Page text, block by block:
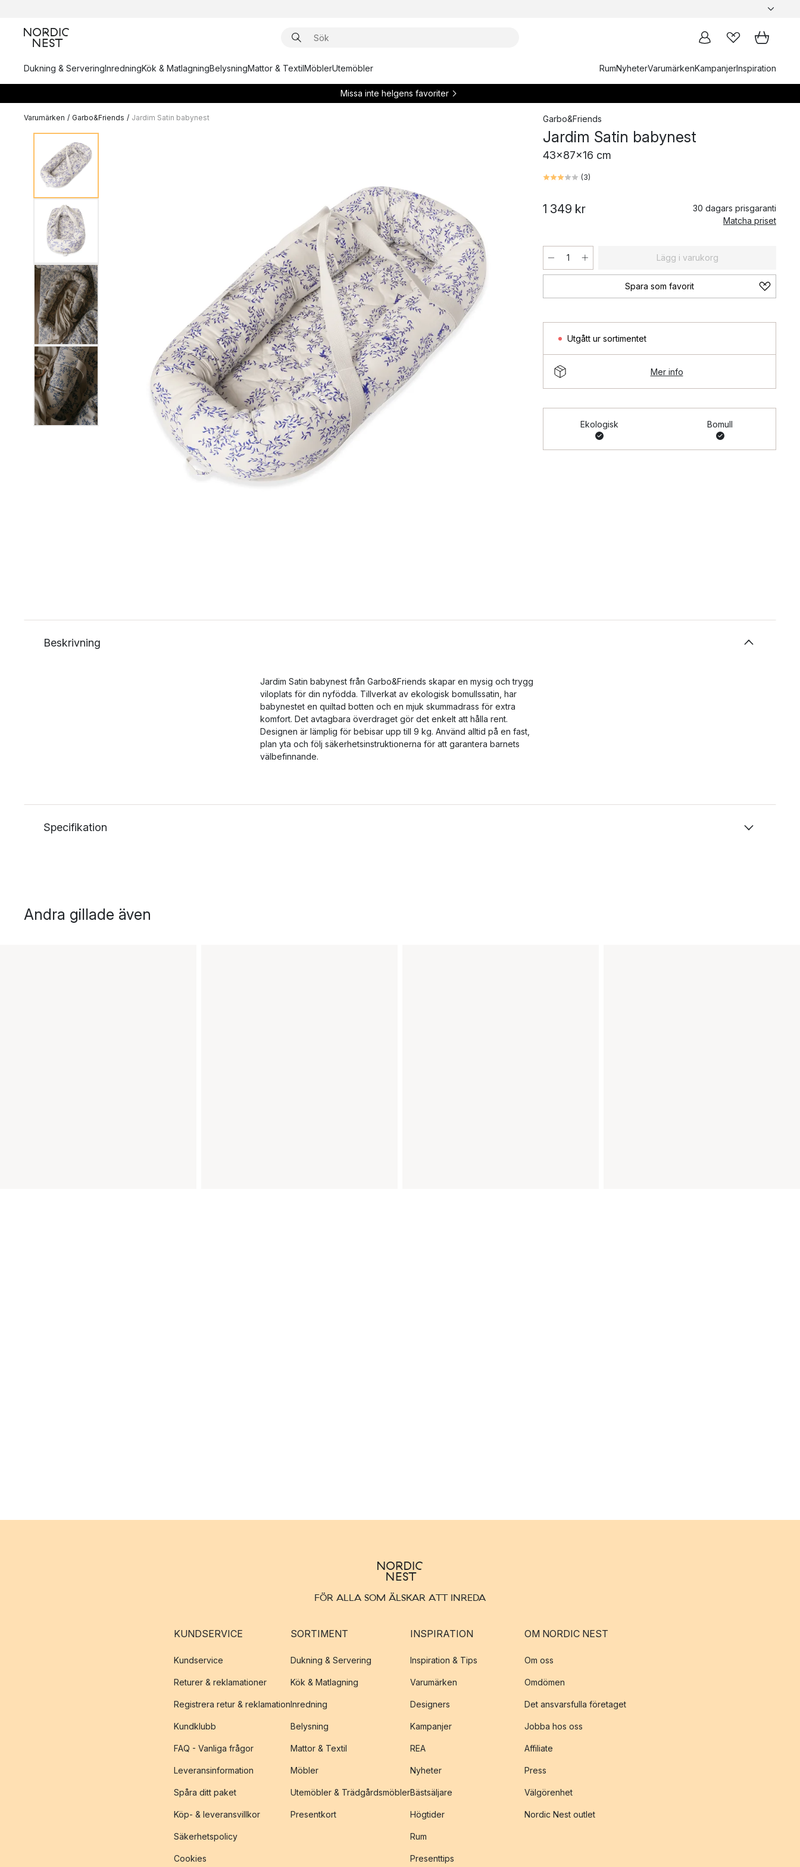
Dukning & ServeringInredningKök & MatlagningBelysningMattor & TextilMöblerUtemöbler RumNyheterVarumärkenKampanjerInspiration
Missa inte helgens favoriter
Varumärken / Garbo&Friends / Jardim Satin babynest Garbo&Friends
Jardim Satin babynest
43x87x16 cm
(3)
1 349 kr
30 dagars prisgaranti
Matcha priset
Lägg i varukorg
Spara som favorit
Utgått ur sortimentet
Mer info
Ekologisk Bomull
Beskrivning
Jardim Satin babynest från Garbo&Friends skapar en mysig och trygg
viloplats för din nyfödda. Tillverkat av ekologisk bomullssatin, har
babynestet en quiltad botten och en mjuk skummadrass för extra
komfort. Det avtagbara överdraget gör det enkelt att hålla rent.
Designen är lämplig för bebisar upp till 9 kg. Använd alltid på en fast,
plan yta och följ säkerhetsinstruktionerna för att garantera barnets
välbefinnande.
Specifikation
Andra gillade även
FÖR ALLA SOM ÄLSKAR ATT INREDA
KUNDSERVICE
Kundservice
Returer & reklamationer
Registrera retur & reklamation
Kundklubb
FAQ - Vanliga frågor
Leveransinformation
Spåra ditt paket
Köp- & leveransvillkor
Säkerhetspolicy
Cookies
SORTIMENT
Dukning & Servering
Kök & Matlagning
Inredning
Belysning
Mattor & Textil
Möbler
Utemöbler & Trädgårdsmöbler
Presentkort
INSPIRATION
Inspiration & Tips
Varumärken
Designers
Kampanjer
REA
Nyheter
Bästsäljare
Högtider
Rum
Presenttips
OM NORDIC NEST
Om oss
Omdömen
Det ansvarsfulla företaget
Jobba hos oss
Affiliate
Press
Välgörenhet
Nordic Nest outlet